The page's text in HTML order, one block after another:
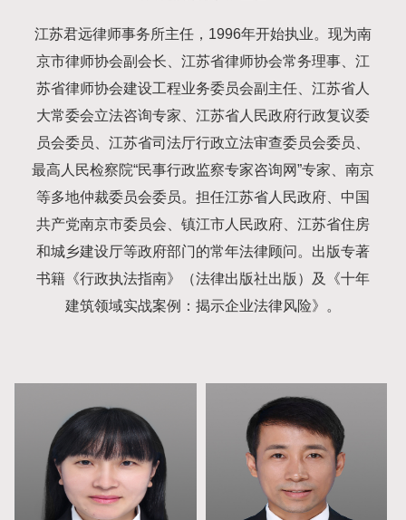
江苏君远律师事务所主任，1996年开始执业。现为南
京市律师协会副会长、江苏省律师协会常务理事、江
苏省律师协会建设工程业务委员会副主任、江苏省人
大常委会立法咨询专家、江苏省人民政府行政复议委
员会委员、江苏省司法厅行政立法审查委员会委员、
最高人民检察院“民事行政监察专家咨询网”专家、南京
等多地仲裁委员会委员。担任江苏省人民政府、中国
共产党南京市委员会、镇江市人民政府、江苏省住房
和城乡建设厅等政府部门的常年法律顾问。出版专著
书籍《行政执法指南》（法律出版社出版）及《十年
建筑领域实战案例：揭示企业法律风险》。